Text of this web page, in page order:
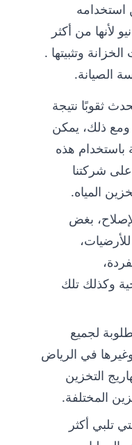
استخدامه
لأنها من أكثر
الخزانة وتثبيتها .
الصيانة.
ثقوبًا نتيجة
ذلك، يمكن
باستخدام هذه
على شركتنا
المياه.
بغض
وكذلك تلك
لجميع
في الرياض
التخزين
المختلفة.
تلبي أكثر